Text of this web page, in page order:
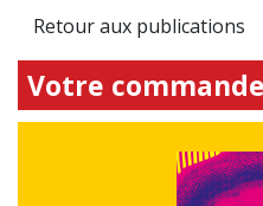
Retour aux publications
Votre commande